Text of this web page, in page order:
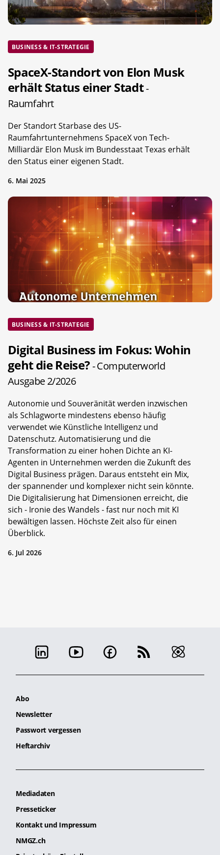
BUSINESS & IT-STRATEGIE
SpaceX-Standort von Elon Musk
erhält Status einer Stadt-
Raumfahrt
Der Standort Starbase des US-
Raumfahrtunternehmens SpaceX von Tech-
Milliardär Elon Musk im Bundesstaat Texas erhält
den Status einer eigenen Stadt.
6. Mai 2025
BUSINESS & IT-STRATEGIE
Digital Business im Fokus: Wohin
geht die Reise?- Computerworld
Ausgabe 2/2026
Autonomie und Souveränität werden inzwischen
als Schlagworte mindestens ebenso häufig
verwendet wie Künstliche Intelligenz und
Datenschutz. Automatisierung und die
Transformation zu einer hohen Dichte an KI-
Agenten in Unternehmen werden die Zukunft des
Digital Business prägen. Daraus entsteht ein Mix,
der spannender und komplexer nicht sein könnte.
Die Digitalisierung hat Dimensionen erreicht, die
sich - Ironie des Wandels - fast nur noch mit KI
bewältigen lassen. Höchste Zeit also für einen
Überblick.
6. Jul 2026
Abo
Newsletter
Passwort vergessen
Heftarchiv
Mediadaten
Presseticker
Kontakt und Impressum
NMGZ.ch